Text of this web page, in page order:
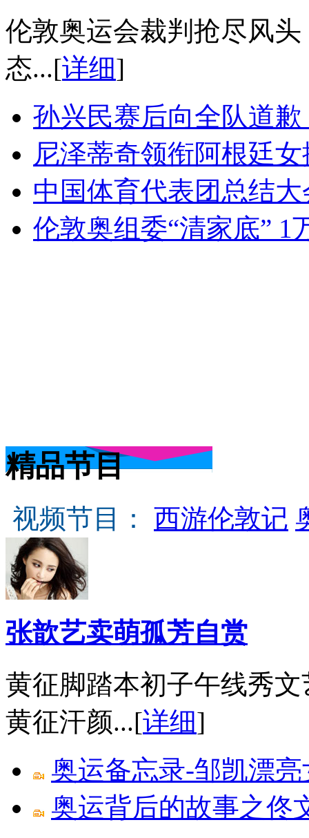
伦敦奥运会裁判抢尽风
态...[详细]
孙兴民赛后向全队道
尼泽蒂奇领衔阿根廷
中国体育代表团总结
伦敦奥组委“清家底” 1
精品节目
视频节目： 西游伦敦记
张歆艺卖萌孤芳自赏
黄征脚踏本初子午线秀
黄征汗颜...[详细]
奥运备忘录-邹凯漂
奥运背后的故事之佟